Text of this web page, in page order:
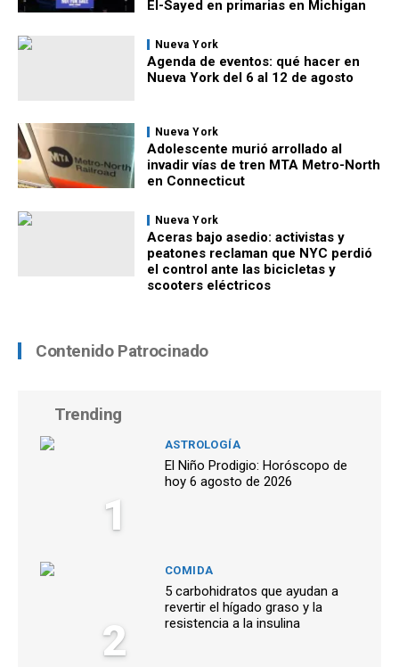
El-Sayed en primarias en Michigan
Nueva York
Agenda de eventos: qué hacer en
Nueva York del 6 al 12 de agosto
Nueva York
Adolescente murió arrollado al
invadir vías de tren MTA Metro-North
en Connecticut
Nueva York
Aceras bajo asedio: activistas y
peatones reclaman que NYC perdió
el control ante las bicicletas y
scooters eléctricos
Contenido Patrocinado
Trending
1
ASTROLOGÍA
El Niño Prodigio: Horóscopo de
hoy 6 agosto de 2026
2
COMIDA
5 carbohidratos que ayudan a
revertir el hígado graso y la
resistencia a la insulina